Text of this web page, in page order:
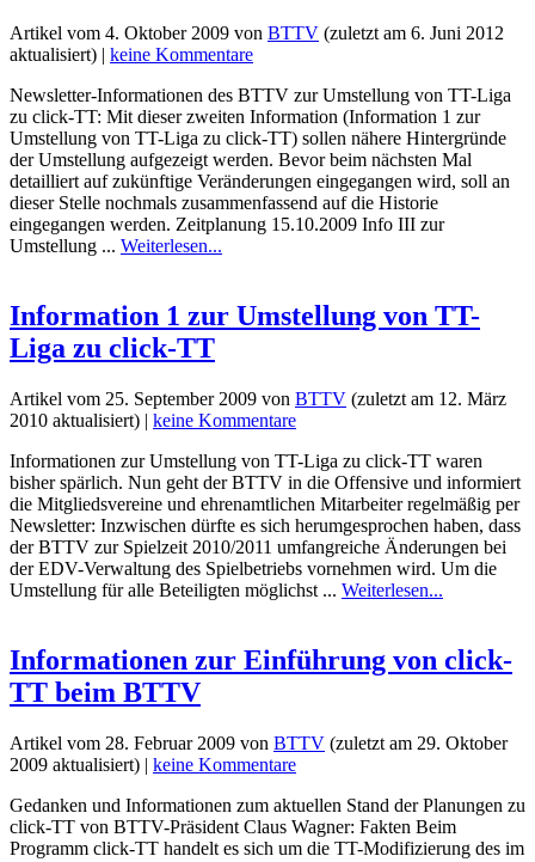
Artikel vom 4. Oktober 2009 von BTTV (zuletzt am 6. Juni 2012
aktualisiert) | keine Kommentare
Newsletter-Informationen des BTTV zur Umstellung von TT-Liga
zu click-TT: Mit dieser zweiten Information (Information 1 zur
Umstellung von TT-Liga zu click-TT) sollen nähere Hintergründe
der Umstellung aufgezeigt werden. Bevor beim nächsten Mal
detailliert auf zukünftige Veränderungen eingegangen wird, soll an
dieser Stelle nochmals zusammenfassend auf die Historie
eingegangen werden. Zeitplanung 15.10.2009 Info III zur
Umstellung ... Weiterlesen...
Information 1 zur Umstellung von TT-
Liga zu click-TT
Artikel vom 25. September 2009 von BTTV (zuletzt am 12. März
2010 aktualisiert) | keine Kommentare
Informationen zur Umstellung von TT-Liga zu click-TT waren
bisher spärlich. Nun geht der BTTV in die Offensive und informiert
die Mitgliedsvereine und ehrenamtlichen Mitarbeiter regelmäßig per
Newsletter: Inzwischen dürfte es sich herumgesprochen haben, dass
der BTTV zur Spielzeit 2010/2011 umfangreiche Änderungen bei
der EDV-Verwaltung des Spielbetriebs vornehmen wird. Um die
Umstellung für alle Beteiligten möglichst ... Weiterlesen...
Informationen zur Einführung von click-
TT beim BTTV
Artikel vom 28. Februar 2009 von BTTV (zuletzt am 29. Oktober
2009 aktualisiert) | keine Kommentare
Gedanken und Informationen zum aktuellen Stand der Planungen zu
click-TT von BTTV-Präsident Claus Wagner: Fakten Beim
Programm click-TT handelt es sich um die TT-Modifizierung des im